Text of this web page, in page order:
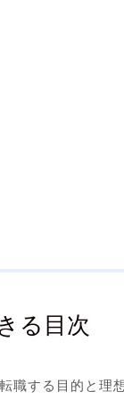
る目次
職する目的と理